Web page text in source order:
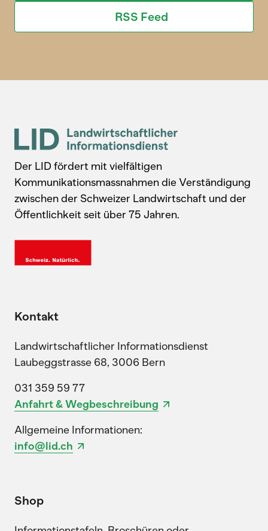
RSS Feed
Der LID fördert mit vielfältigen
Kommunikationsmassnahmen die Verständigung
zwischen der Schweizer Landwirtschaft und der
Öffentlichkeit seit über 75 Jahren.
Kontakt
Landwirtschaftlicher Informationsdienst
Laubeggstrasse 68, 3006 Bern
031 359 59 77
Anfahrt & Wegbeschreibung
Allgemeine Informationen:
info@lid.ch
Shop